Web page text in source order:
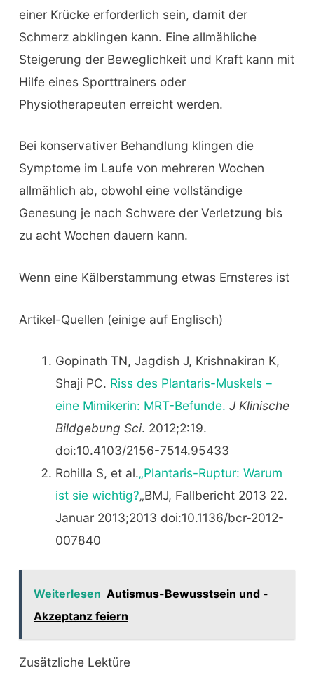
einer Krücke erforderlich sein, damit der
Schmerz abklingen kann. Eine allmähliche
Steigerung der Beweglichkeit und Kraft kann mit
Hilfe eines Sporttrainers oder
Physiotherapeuten erreicht werden.
Bei konservativer Behandlung klingen die
Symptome im Laufe von mehreren Wochen
allmählich ab, obwohl eine vollständige
Genesung je nach Schwere der Verletzung bis
zu acht Wochen dauern kann.
Wenn eine Kälberstammung etwas Ernsteres ist
Artikel-Quellen (einige auf Englisch)
Gopinath TN, Jagdish J, Krishnakiran K,
Shaji PC. Riss des Plantaris-Muskels –
eine Mimikerin: MRT-Befunde. J Klinische
Bildgebung Sci. 2012;2:19.
doi:10.4103/2156-7514.95433
Rohilla S, et al.„Plantaris-Ruptur: Warum
ist sie wichtig?„BMJ, Fallbericht 2013 22.
Januar 2013;2013 doi:10.1136/bcr-2012-
007840
Weiterlesen Autismus-Bewusstsein und -
Akzeptanz feiern
Zusätzliche Lektüre